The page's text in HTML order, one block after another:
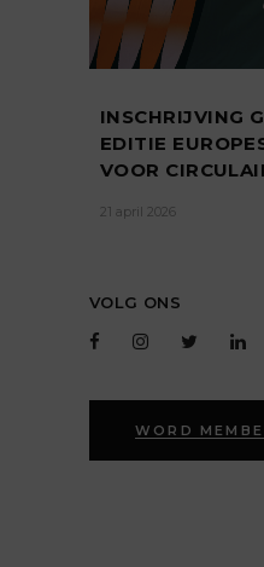
INSCHRIJVING
EDITIE
VOOR
21 april 2026
VOLG ONS
WORD